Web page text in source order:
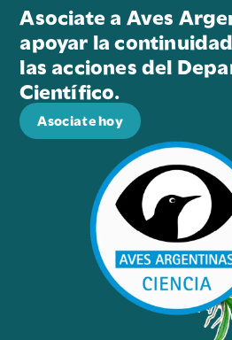
Asociate a Aves
apoyar la
las acciones del
Científico.
Asociate hoy